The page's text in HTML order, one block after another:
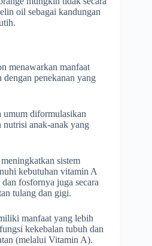
oil sebagai kandungan
menawarkan manfaat
dengan penekanan yang
umum diformulasikan
anak-anak yang
sistem
kebutuhan vitamin A
fosfornya juga secara
tulang dan gigi.
manfaat yang lebih
kekebalan tubuh dan
(melalui Vitamin A).